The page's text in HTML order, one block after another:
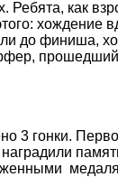
Ребята, как
хождение
до финиша,
прошедший
3 гонки.